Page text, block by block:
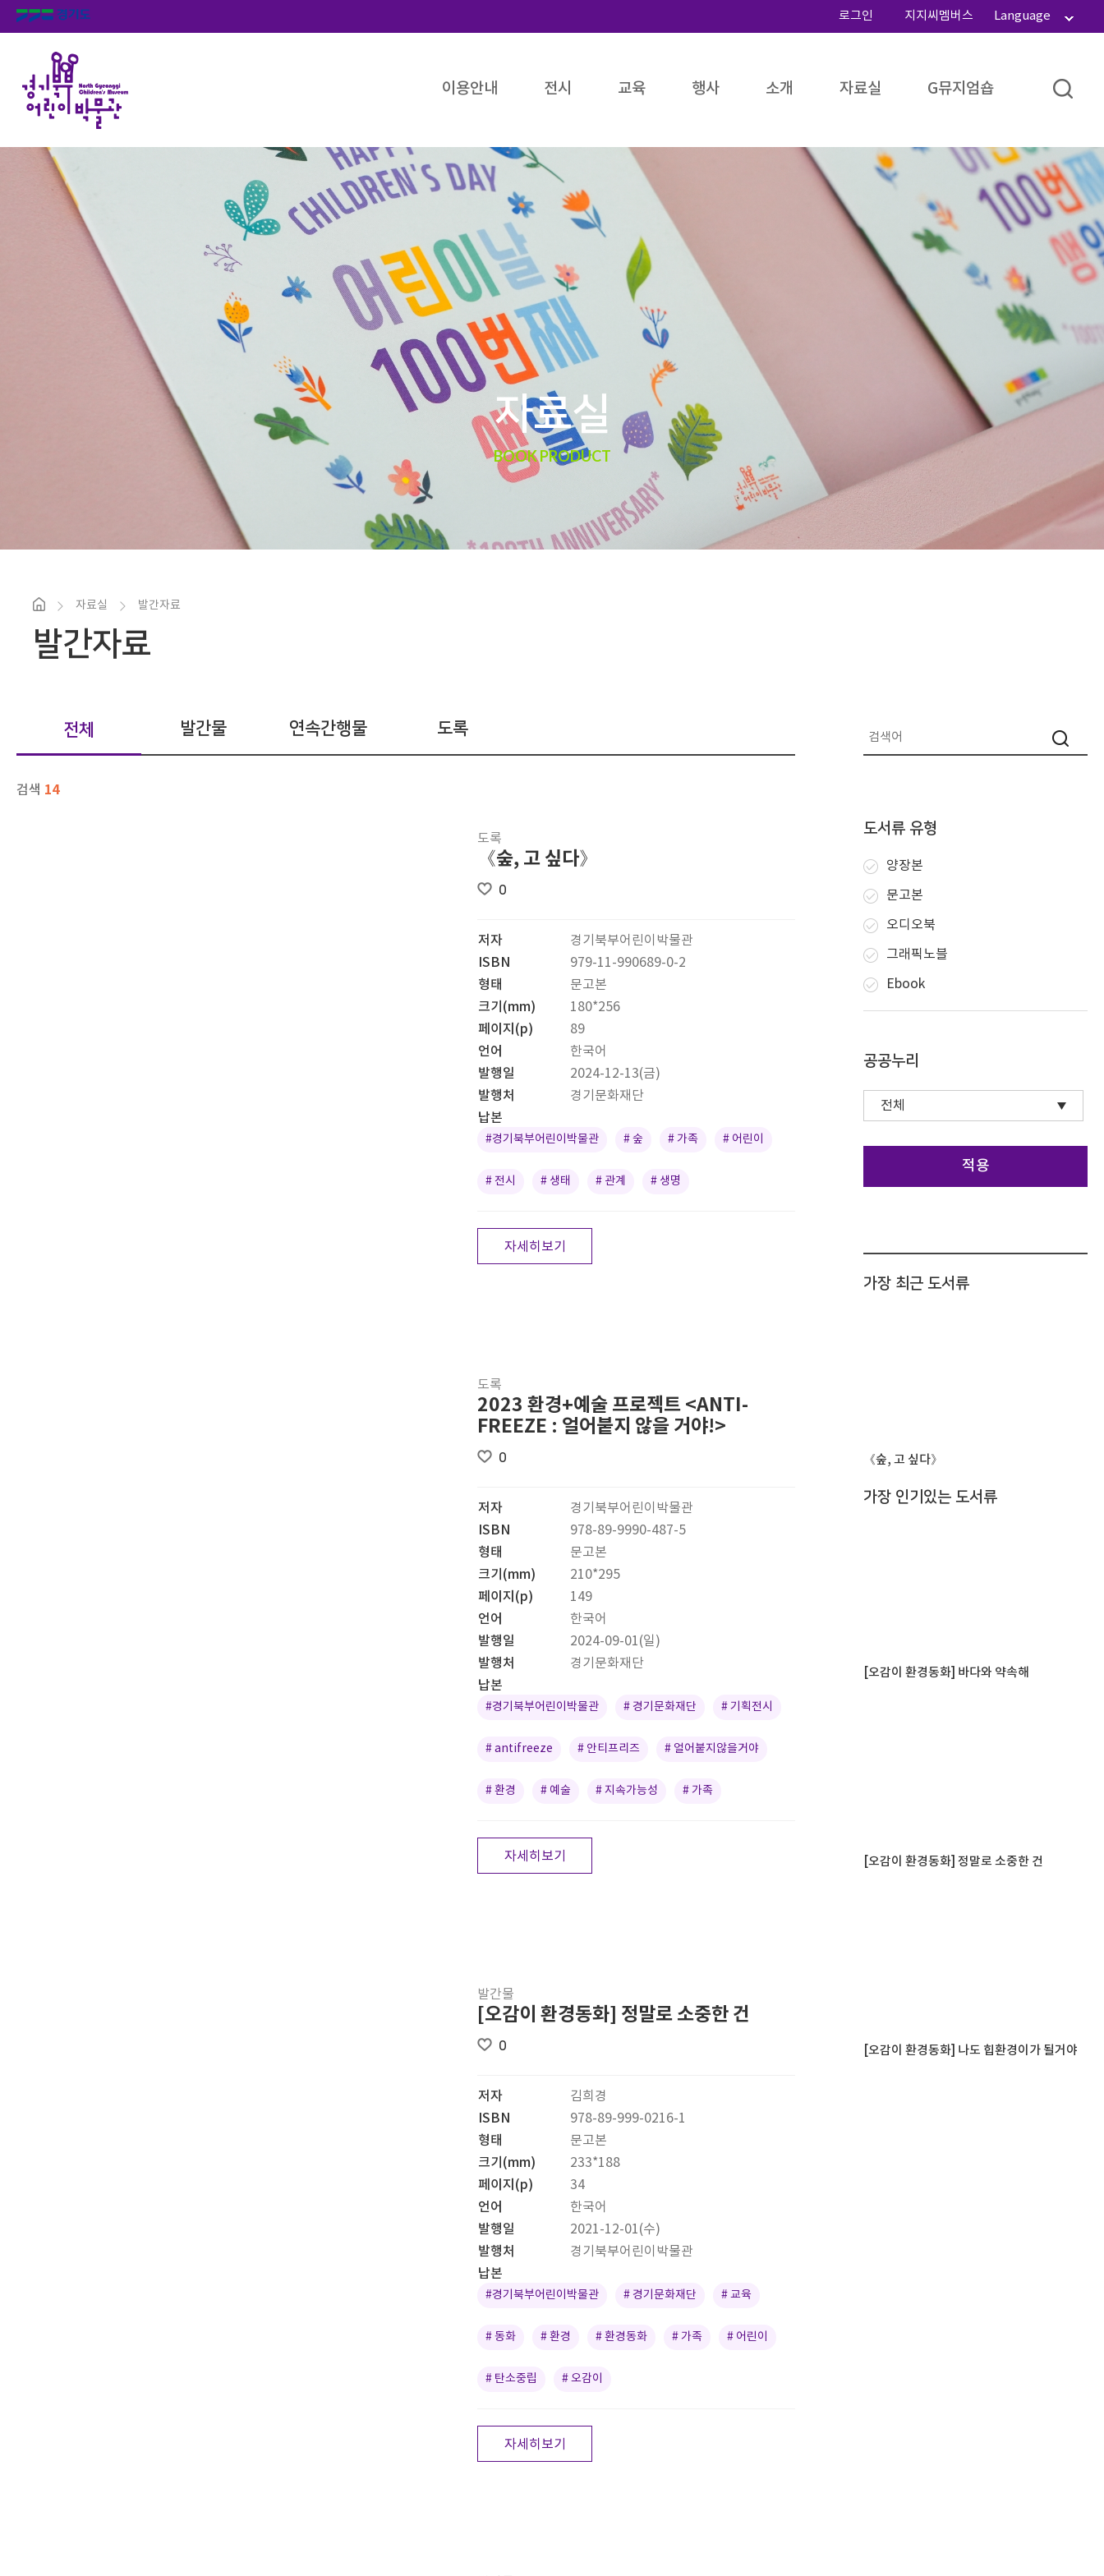
로그인 지지씨멤버스 Language
이용안내 전시 교육 행사 소개 자료실 G뮤지엄숍
자료실
BOOK PRODUCT
자료실 발간자료
발간자료
전체 발간물 연속간행물 도록
검색 14
도록
《숲, 고 싶다》
0
저자
경기북부어린이박물관
ISBN
979-11-990689-0-2
형태
문고본
크기(mm)
180*256
페이지(p)
89
언어
한국어
발행일
2024-12-13(금)
발행처
경기문화재단
납본
#경기북부어린이박물관 # 숲 # 가족 # 어린이
# 전시 # 생태 # 관계 # 생명
자세히보기
도록
2023 환경+예술 프로젝트 <ANTI-
FREEZE : 얼어붙지 않을 거야!>
0
저자
경기북부어린이박물관
ISBN
978-89-9990-487-5
형태
문고본
크기(mm)
210*295
페이지(p)
149
언어
한국어
발행일
2024-09-01(일)
발행처
경기문화재단
납본
#경기북부어린이박물관 # 경기문화재단 # 기획전시
# antifreeze # 안티프리즈 # 얼어붙지않을거야
# 환경 # 예술 # 지속가능성 # 가족
자세히보기
발간물
[오감이 환경동화] 정말로 소중한 건
0
저자
김희경
ISBN
978-89-999-0216-1
형태
문고본
크기(mm)
233*188
페이지(p)
34
언어
한국어
발행일
2021-12-01(수)
발행처
경기북부어린이박물관
납본
#경기북부어린이박물관 # 경기문화재단 # 교육
# 동화 # 환경 # 환경동화 # 가족 # 어린이
# 탄소중립 # 오감이
자세히보기
도서류 유형
양장본
문고본
오디오북
그래픽노블
Ebook
공공누리
적용
가장 최근 도서류
《숲, 고 싶다》
가장 인기있는 도서류
[오감이 환경동화] 바다와 약속해
[오감이 환경동화] 정말로 소중한 건
[오감이 환경동화] 나도 힙환경이가 될거야